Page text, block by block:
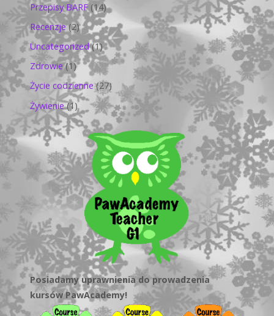
Przepisy BARF(14)
Recenzje(2)
Uncategorized(1)
Zdrowie(1)
Życie codzienne(27)
Żywienie(1)
Posiadamy uprawnienia do prowadzenia
kursów PawAcademy!